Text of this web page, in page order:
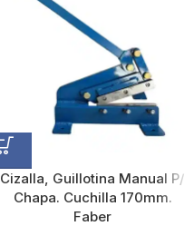
Cizalla, Guillotina Manual P/
Chapa. Cuchilla 170mm.
Faber